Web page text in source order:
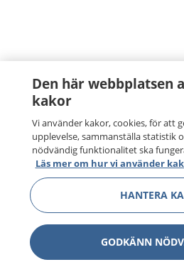
Den här webbplatsen
kakor
Vi använder kakor, cookies, för att
upplevelse, sammanställa statistik
nödvändig funktionalitet ska
Läs mer om hur vi använder
HANTERA
GODKÄNN